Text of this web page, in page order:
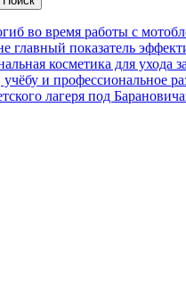
во время работы с
показатель
косметика для ухода
и профессиональное
лагеря под